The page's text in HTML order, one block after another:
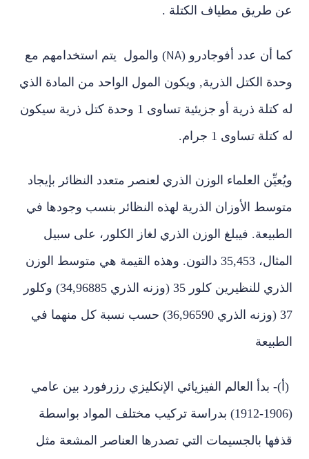
عن طريق مطياف الكتلة .
كما أن عدد أفوجادرو (NA) والمول يتم استخدامهم مع
وحدة الكتل الذرية, ويكون المول الواحد من المادة الذي
له كتلة ذرية أو جزيئية تساوى 1 وحدة كتل ذرية سيكون
له كتلة تساوى 1 جرام.
ويُعيِّن العلماء الوزن الذري لعنصر متعدد النظائر بإيجاد
متوسط الأوزان الذرية لهذه النظائر بنسب وجودها في
الطبيعة. فيبلغ الوزن الذري لغاز الكلور، على سبيل
المثال، 35,453 دالتون. وهذه القيمة هي متوسط الوزن
الذري للنظيرين كلور 35 (وزنه الذري 34,96885) وكلور
37 (وزنه الذري 36,96590) حسب نسبة كل منهما في
الطبيعة
(أ)- بدأ العالم الفيزيائي الإنكليزي رزرفورد بين عامي
(1906-1912) بدراسة تركيب مختلف المواد بواسطة
قذفها بالجسيمات التي تصدرها العناصر المشعة مثل